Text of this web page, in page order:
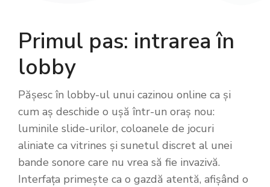
Primul pas: intrarea în
lobby
Pășesc în lobby-ul unui cazinou online ca și
cum aș deschide o ușă într-un oraș nou:
luminile slide-urilor, coloanele de jocuri
aliniate ca vitrines și sunetul discret al unei
bande sonore care nu vrea să fie invazivă.
Interfața primește ca o gazdă atentă, afișând o